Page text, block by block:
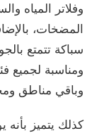
وفلاتر المياه
المضخات،
سباكة تتمتع
ومناسبة لجميع
وباقي مناطق
كذلك يتميز بأنه